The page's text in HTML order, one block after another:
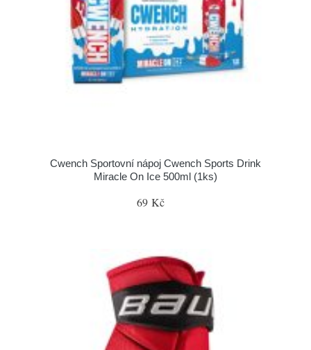
Cwench Sportovní nápoj Cwench Sports Drink
Miracle On Ice 500ml (1ks)
69 Kč